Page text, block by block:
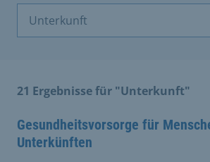
21 Ergebnisse für "Unterkunft"
Gesundheitsvorsorge für
Unterkünften